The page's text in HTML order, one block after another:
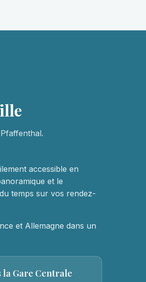
accessible en
et le
temps sur vos rendez-
et Allemagne dans un
la Gare Centrale